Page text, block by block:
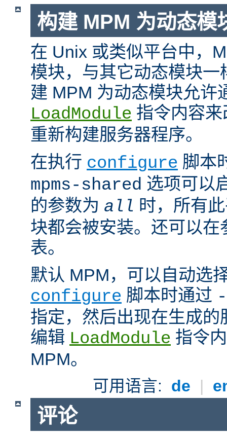
构建 MPM 为动态模
在 Unix 或类似平台中，
模块，与其它动态模块
建 MPM 为动态模块允许
LoadModule 指令内容
重新构建服务器程序。
在执行 configure 脚本
mpms-shared 选项可以
的参数为 all 时，所有
块都会被安装。还可以在
表。
默认 MPM，可以自动选
configure 脚本时通过
指定，然后出现在生成
编辑 LoadModule 指令
MPM。
可用语言: de |
评论